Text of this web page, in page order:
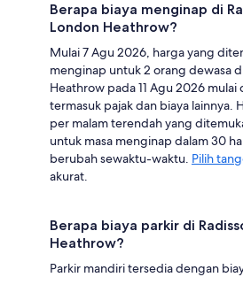
Berapa biaya menginap di
London Heathrow?
Mulai 7 Agu 2026, harga yang
menginap untuk 2 orang dewasa
Heathrow pada 11 Agu 2026 mulai
termasuk pajak dan biaya lainnya.
per malam terendah yang
untuk masa menginap dalam 30
berubah sewaktu-waktu. Pilih
akurat.
Berapa biaya parkir di
Heathrow?
Parkir mandiri tersedia dengan